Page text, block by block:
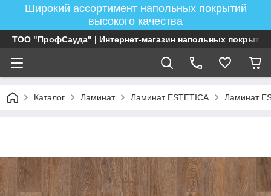
Широкий ассортимент напольных покрытий
высокого качества
ТОО "ПрофСауда" | Интернет-магазин напольных покрытий
Каталог Ламинат Ламинат ESTETICA Ламинат